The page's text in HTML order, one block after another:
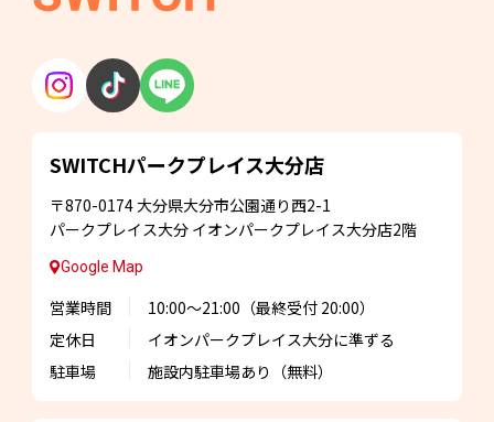
SWITCHパークプレイス大分店
〒870-0174大分県大分市公園通り西2-1
パークプレイス大分 イオンパークプレイス大分店2階
Google Map
営業時間 10:00～21:00 （最終受付 20:00）
定休日
イオンパークプレイス大分に準ずる
駐車場
施設内駐車場あり （無料）